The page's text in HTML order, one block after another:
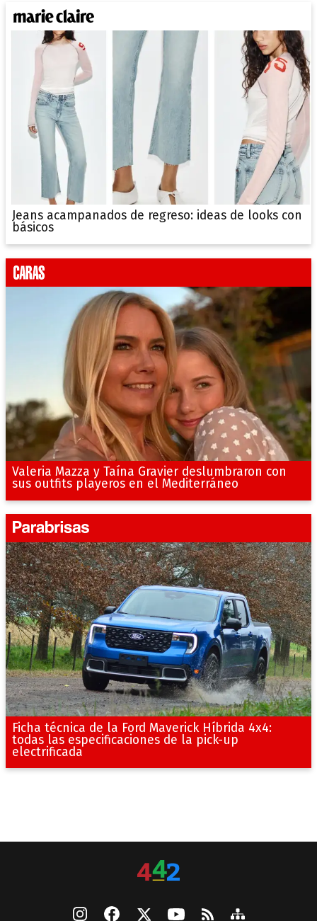
Jeans acampanados de regreso: ideas de looks con
básicos
Valeria Mazza y Taína Gravier deslumbraron con
sus outfits playeros en el Mediterráneo
Ficha técnica de la Ford Maverick Híbrida 4x4:
todas las especificaciones de la pick-up
electrificada